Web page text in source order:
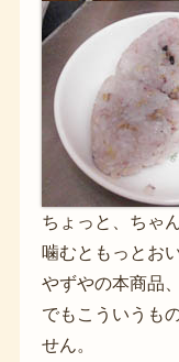
ちょっと、ちゃ
噛むともっとお
やずやの本商品
でもこういうも
せん。